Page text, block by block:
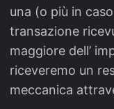
una (o più in
transazione
maggiore dell’
riceveremo un
meccanica